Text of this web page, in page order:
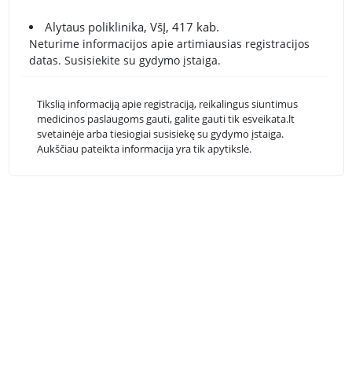
Alytaus poliklinika, VšĮ, 417 kab.
Neturime informacijos apie artimiausias registracijos
datas. Susisiekite su gydymo įstaiga.
Tikslią informaciją apie registraciją, reikalingus siuntimus
medicinos paslaugoms gauti, galite gauti tik esveikata.lt
svetainėje arba tiesiogiai susisiekę su gydymo įstaiga.
Aukščiau pateikta informacija yra tik apytikslė.